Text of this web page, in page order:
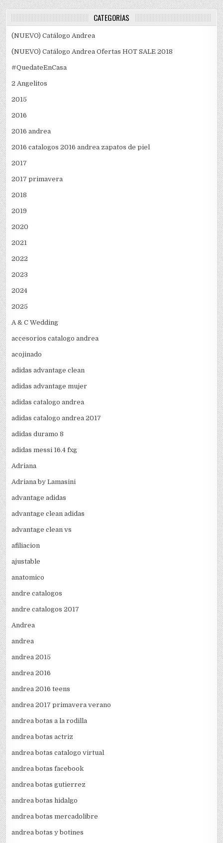
CATEGORÍAS
(NUEVO) Catálogo Andrea
(NUEVO) Catálogo Andrea Ofertas HOT SALE 2018
#QuedateEnCasa
2 Angelitos
2015
2016
2016 andrea
2016 catalogos 2016 andrea zapatos de piel
2017
2017 primavera
2018
2019
2020
2021
2022
2023
2024
2025
A & C Wedding
accesorios catalogo andrea
acojinado
adidas advantage clean
adidas advantage mujer
adidas catalogo andrea
adidas catalogo andrea 2017
adidas duramo 8
adidas messi 16.4 fxg
Adriana
Adriana by Lamasini
advantage adidas
advantage clean adidas
advantage clean vs
afiliacion
ajustable
anatomico
andre catalogos
andre catalogos 2017
Andrea
andrea
andrea 2015
andrea 2016
andrea 2016 teens
andrea 2017 primavera verano
andrea botas a la rodilla
andrea botas actriz
andrea botas catalogo virtual
andrea botas facebook
andrea botas gutierrez
andrea botas hidalgo
andrea botas mercadolibre
andrea botas y botines